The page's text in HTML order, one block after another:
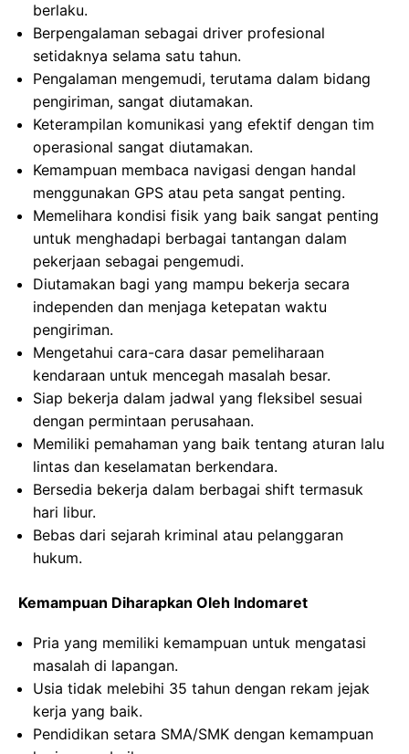
berlaku.
Berpengalaman sebagai driver profesional
setidaknya selama satu tahun.
Pengalaman mengemudi, terutama dalam bidang
pengiriman, sangat diutamakan.
Keterampilan komunikasi yang efektif dengan tim
operasional sangat diutamakan.
Kemampuan membaca navigasi dengan handal
menggunakan GPS atau peta sangat penting.
Memelihara kondisi fisik yang baik sangat penting
untuk menghadapi berbagai tantangan dalam
pekerjaan sebagai pengemudi.
Diutamakan bagi yang mampu bekerja secara
independen dan menjaga ketepatan waktu
pengiriman.
Mengetahui cara-cara dasar pemeliharaan
kendaraan untuk mencegah masalah besar.
Siap bekerja dalam jadwal yang fleksibel sesuai
dengan permintaan perusahaan.
Memiliki pemahaman yang baik tentang aturan lalu
lintas dan keselamatan berkendara.
Bersedia bekerja dalam berbagai shift termasuk
hari libur.
Bebas dari sejarah kriminal atau pelanggaran
hukum.
Kemampuan Diharapkan Oleh Indomaret
Pria yang memiliki kemampuan untuk mengatasi
masalah di lapangan.
Usia tidak melebihi 35 tahun dengan rekam jejak
kerja yang baik.
Pendidikan setara SMA/SMK dengan kemampuan